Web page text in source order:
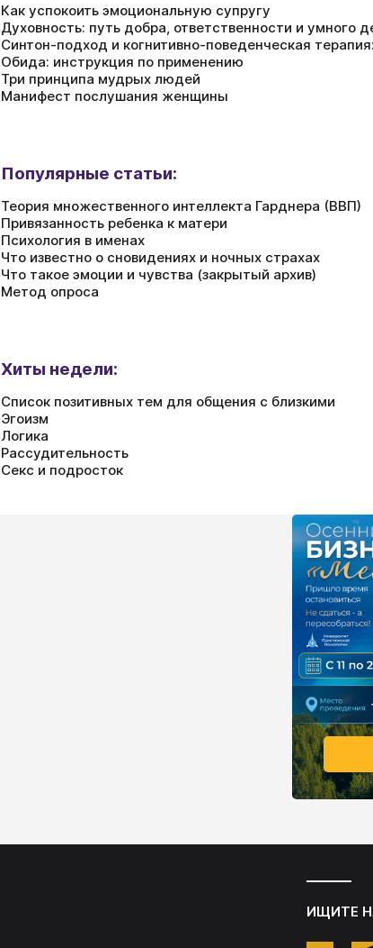
Как успокоить эмоциональную супругу
Духовность: путь добра, ответственности и умного
Синтон-подход и когнитивно-поведенческая
Обида: инструкция по применению
Три принципа мудрых людей
Манифест послушания женщины
Популярные статьи:
Теория множественного интеллекта Гарднера (ВВП)
Привязанность ребенка к матери
Психология в именах
Что известно о сновидениях и ночных страхах
Что такое эмоции и чувства (закрытый архив)
Метод опроса
Хиты недели:
Список позитивных тем для общения с близкими
Эгоизм
Логика
Рассудительность
Секс и подросток
ИЩИТЕ